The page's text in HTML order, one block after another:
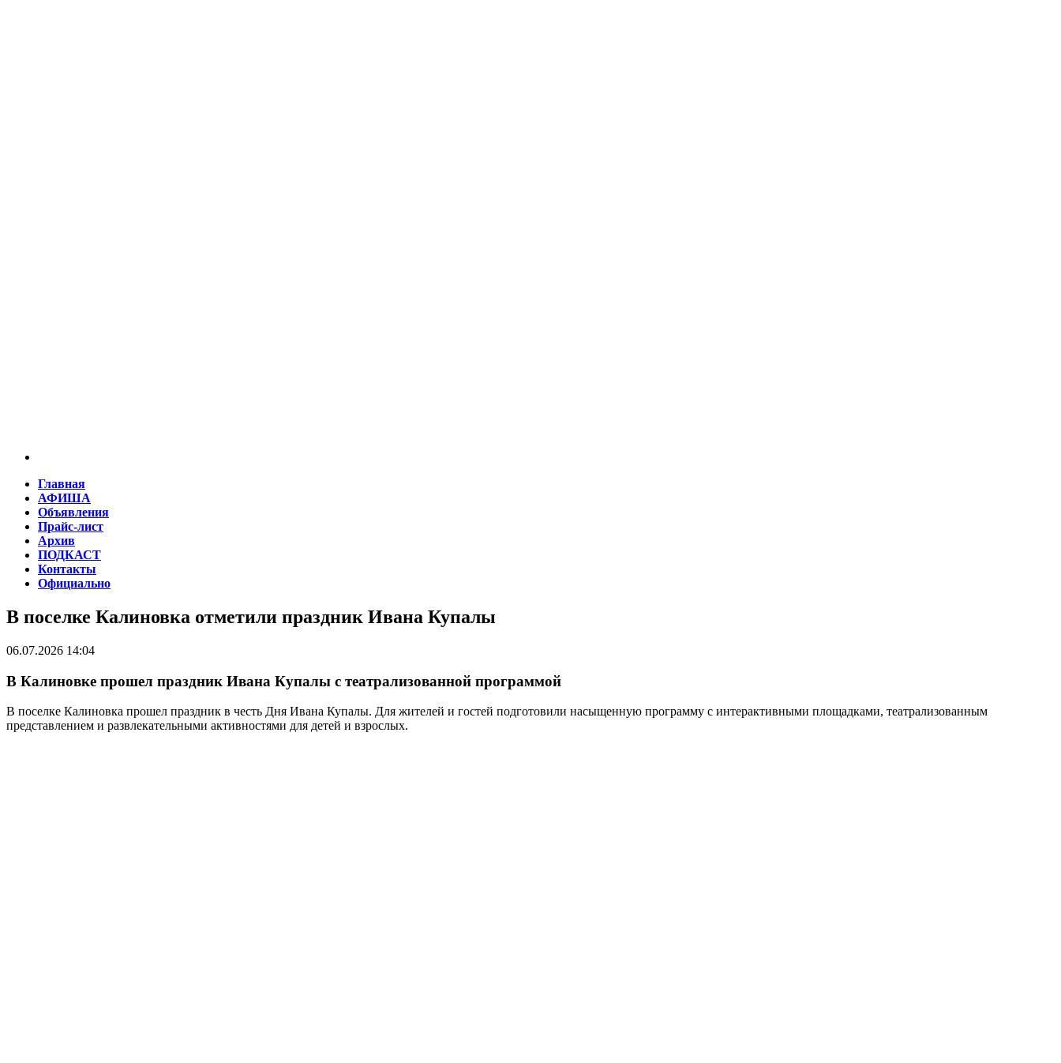
Главная
АФИША
Объявления
Прайс-лист
Архив
ПОДКАСТ
Контакты
Официально
В поселке Калиновка отметили праздник Ивана Купалы
06.07.2026 14:04
В Калиновке прошел праздник Ивана Купалы с театрализованной программой
В поселке Калиновка прошел праздник в честь Дня Ивана Купалы. Для жителей и гостей подготовили насыщенную программу с интерактивными площадками, театрализованным
представлением и развлекательными активностями для детей и взрослых.